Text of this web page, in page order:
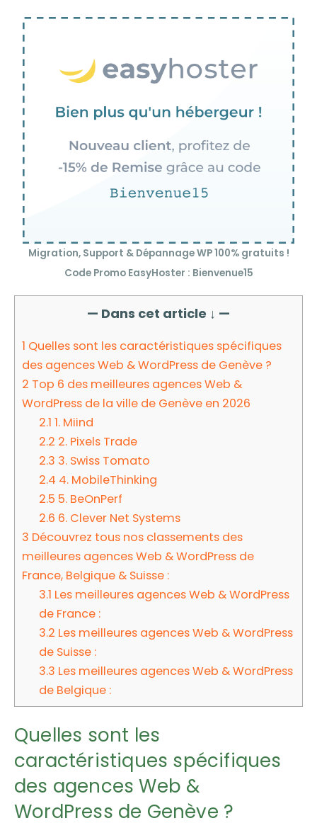
Migration, Support & Dépannage WP 100% gratuits !
Code Promo EasyHoster : Bienvenue15
— Dans cet article ↓ —
1 Quelles sont les caractéristiques spécifiques
des agences Web & WordPress de Genève ?
2 Top 6 des meilleures agences Web &
WordPress de la ville de Genève en 2026
2.1 1. Miind
2.2 2. Pixels Trade
2.3 3. Swiss Tomato
2.4 4. MobileThinking
2.5 5. BeOnPerf
2.6 6. Clever Net Systems
3 Découvrez tous nos classements des
meilleures agences Web & WordPress de
France, Belgique & Suisse :
3.1 Les meilleures agences Web & WordPress
de France :
3.2 Les meilleures agences Web & WordPress
de Suisse :
3.3 Les meilleures agences Web & WordPress
de Belgique :
Quelles sont les
caractéristiques spécifiques
des agences Web &
WordPress de Genève ?